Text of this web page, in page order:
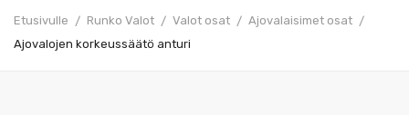
Etusivulle Runko Valot Valot osat
Ajovalaisimet osat
Ajovalojen korkeussäätö anturi